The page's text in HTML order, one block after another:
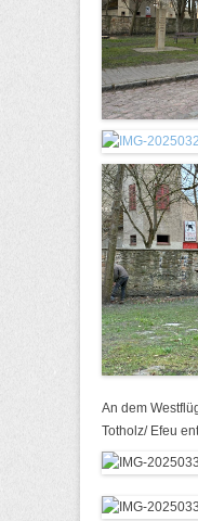
An dem
Totholz/ Efeu